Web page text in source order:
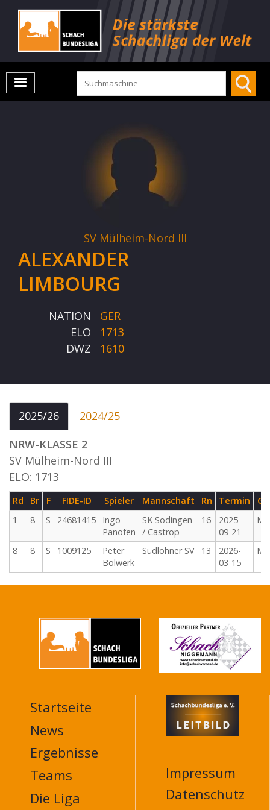
SV Mülheim-Nord III
ALEXANDER
LIMBOURG
NATION
GER
ELO
1713
DWZ
1610
2025/26
2024/25
NRW-KLASSE 2
SV Mülheim-Nord III
ELO: 1713
Rd Br F FIDE-ID Spieler Mannschaft Rn Termin
G
1
8 S 24681415
Ingo
Panofen
SK Sodingen
/ Castrop
16
2025-
09-21
M
8 8 S 1009125
Peter
Bolwerk
Südlohner SV 13
2026-
03-15
M
MAIN
NAVIGATION
FOOTER
Startseite
News
Ergebnisse
Teams
Die Liga
Impressum
Datenschutz